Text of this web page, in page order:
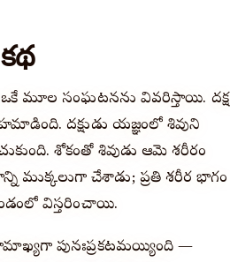
మూల సంఘటనను వివరిస్తాయి. దక్ష
దక్షుడు యజ్ఞంలో శివుని
శోకంతో శివుడు ఆమె శరీరం
ముక్కలుగా చేశాడు; ప్రతి శరీర భాగం
విస్తరించాయి.
పునఃప్రకటమయ్యింది —